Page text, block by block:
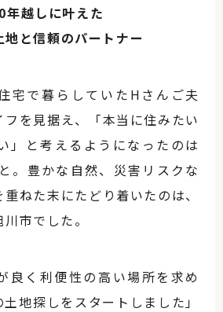
年越しに叶えた
地と信頼のパートナー
宅で暮らしていたHさんご夫
を見据え、「本当に住みたい
」と考えるようになったのは
。豊かな自然、災害リスクな
ねた末にたどり着いたのは、
市でした。
良く利便性の高い場所を求め
地探しをスタートしました」